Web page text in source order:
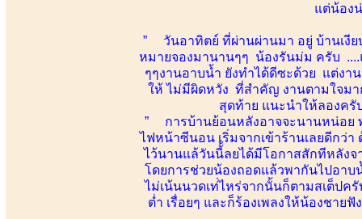
แต่น้อง
” วันอาทิตย์ ที่ผ่านผ่านมา อยู่ บ้านเงีย
หมายจองมานานๆๆ น้องรันม่ม ครับ
ๆๆงานอาบน้ำ ยังทำได้ดีซะด้วย แต่งา
ให้ ไม่มีผิดหวัง ที่สำคัญ งานตามใจม
สุดท้าย แนะนำให้ลองครั
” การบ้านย้อนหลังอาจจะนานหน่อย
ไฟหน้าซีนอน เริ่มจากเข้าร้านเลยดีกว่า
ไว้นานแล้วันนี้้ลยได้มีโอกาสสักทีหลัง
โดยการช่วยน้องถอดแล้วพากันไปอาบ
ไม่เน้นนวดเท่่ไหร่จากนั้นก็ตามสเต็ปค
ต่ำ เรื่อยๆ และก็ร้องเพลงให้น้องชาย